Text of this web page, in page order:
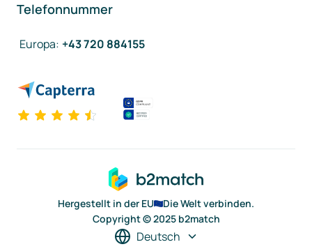
Telefonnummer
Europa: +43 720 884155
Hergestellt in der EU
Die Welt verbinden.
Copyright © 2025 b2match
Deutsch